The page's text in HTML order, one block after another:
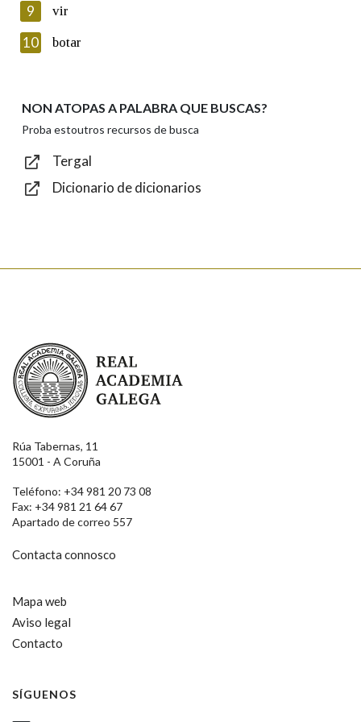
Introduce o código que aparece na imaxe:
Texto de verificación
9 vir
10 botar
NON ATOPAS A PALABRA QUE BUSCAS?
Proba estoutros recursos de busca
Tergal
Dicionario de dicionarios
Real Academia Galega
Rúa Tabernas, 11
15001 - A Coruña
Teléfono: +34 981 20 73 08
Fax: +34 981 21 64 67
Apartado de correo 557
Contacta connosco
Mapa web
Aviso legal
Contacto
SÍGUENOS